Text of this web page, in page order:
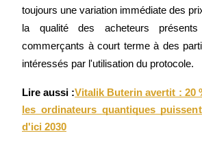
Cochon de puissance
Gagnez quotidiennement des
toujours une variation immédiate des
la qualité des acheteurs
commerçants à court terme à des
intéressés par l'utilisation du protocole.
Lire aussi :Vitalik Buterin avertit : 20
les ordinateurs quantiques
d'ici 2030